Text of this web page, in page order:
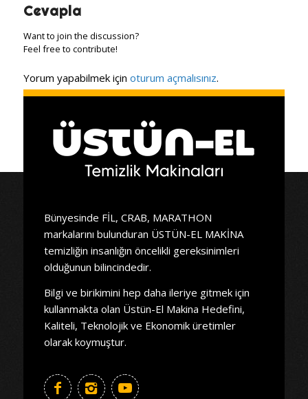
Cevapla
Want to join the discussion?
Feel free to contribute!
Yorum yapabilmek için oturum açmalısınız.
Bünyesinde FİL, CRAB, MARATHON
markalarını bulunduran ÜSTÜN-EL MAKİNA
temizliğin insanlığın öncelikli gereksinimleri
olduğunun bilincindedir.
Bilgi ve birikimini hep daha ileriye gitmek için
kullanmakta olan Üstün-El Makina Hedefini,
Kaliteli, Teknolojik ve Ekonomik üretimler
olarak koymuştur.